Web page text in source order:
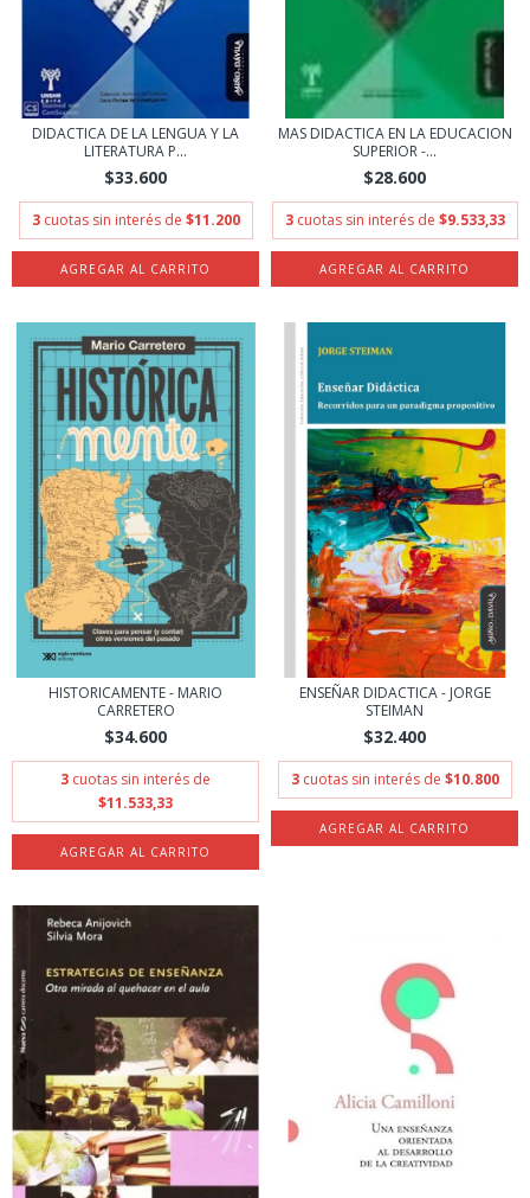
DIDACTICA DE LA LENGUA Y LA
LITERATURA P...
$33.600
3 cuotas sin interés de $11.200
MAS DIDACTICA EN LA EDUCACION
SUPERIOR -...
$28.600
3 cuotas sin interés de $9.533,33
HISTORICAMENTE - MARIO
CARRETERO
$34.600
3 cuotas sin interés de
$11.533,33
ENSEÑAR DIDACTICA - JORGE
STEIMAN
$32.400
3 cuotas sin interés de $10.800